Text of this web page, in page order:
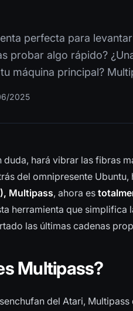
perfecta para
probar algo rápido?
máquina principal?
2025
duda, hará vibrar las fibras
del omnipresente
Multipass, ahora es
herramienta que
las últimas cadenas
Multipass?
del Atari,